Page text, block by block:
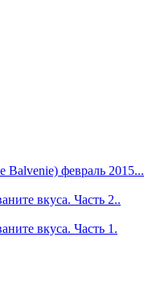
февраль 2015...
вкуса. Часть 2..
вкуса. Часть 1.